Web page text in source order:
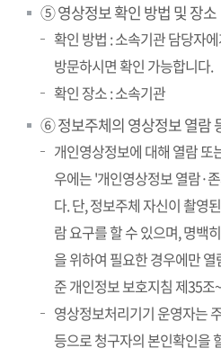
⑤ 영상정보 확인 방법 및 장소
확인 방법 : 소속기관 담당자
방문하시면 확인 가능합니다.
확인 장소 : 소속기관
⑥ 정보주체의 영상정보 열람
개인영상정보에 대해 열람 또
우에는 '개인영상정보 열람·
다. 단, 정보주체 자신이 촬영
람 요구를 할 수 있으며, 명백
을 위하여 필요한 경우에만
준 개인정보 보호지침 제35조
영상정보처리기기 운영자는
등으로 청구자의 본인확인을